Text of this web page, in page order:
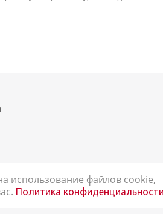
использование файлов cookie,
Политика